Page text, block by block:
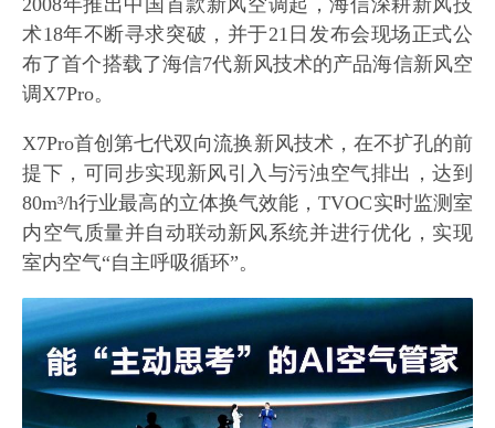
术18年不断寻求突破，并于21日发布会现场正式公
布了首个搭载了海信7代新风技术的产品海信新风空
调X7Pro。
X7Pro首创第七代双向流换新风技术，在不扩孔的前
提下，可同步实现新风引入与污浊空气排出，达到
80m³/h行业最高的立体换气效能，TVOC实时监测室
内空气质量并自动联动新风系统并进行优化，实现
室内空气“自主呼吸循环”。